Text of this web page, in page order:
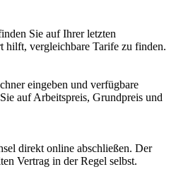
Sie auf Ihrer letzten
hilft, vergleichbare Tarife zu finden.
eingeben und verfügbare
auf Arbeitspreis, Grundpreis und
direkt online abschließen. Der
Vertrag in der Regel selbst.